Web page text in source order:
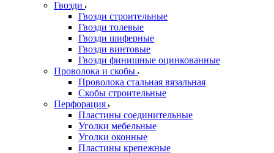
Гвозди
Гвозди строительные
Гвозди толевые
Гвозди шиферные
Гвозди винтовые
Гвозди финишные оцинкованные
Проволока и скобы
Проволока стальная вязальная
Скобы строительные
Перфорация
Пластины соединительные
Уголки мебельные
Уголки оконные
Пластины крепежные